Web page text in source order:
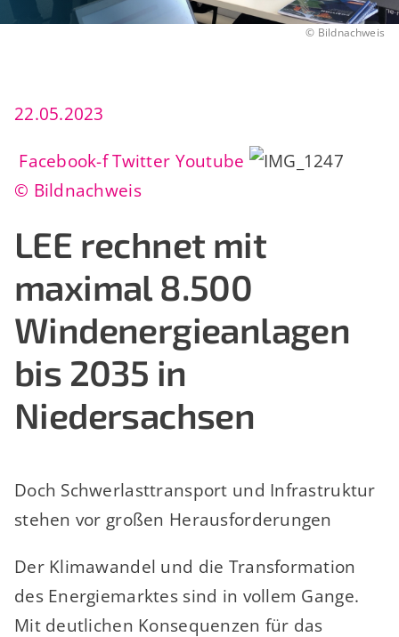
© Bildnachweis
22.05.2023
Facebook-fTwitter Youtube
© Bildnachweis
LEE rechnet mit
maximal 8.500
Windenergieanlagen
bis 2035 in
Niedersachsen
Doch Schwerlasttransport und Infrastruktur
stehen vor großen Herausforderungen
Der Klimawandel und die Transformation
des Energiemarktes sind in vollem Gange.
Mit deutlichen Konsequenzen für das